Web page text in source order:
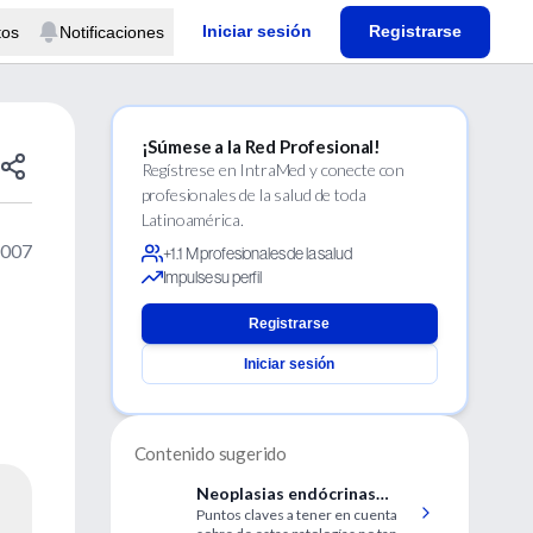
Notificaciones Iniciar sesión Registrarse
¡Súmese a la Red Profesional!
Regístrese en IntraMed y conecte con
profesionales de la salud de toda
Latinoamérica.
+1.1 M profesionales de la salud
Impulse su perfil
Registrarse
Iniciar sesión
Contenido sugerido
Neoplasias endócrinas
múltiples y sindromes
Puntos claves a tener en cuenta